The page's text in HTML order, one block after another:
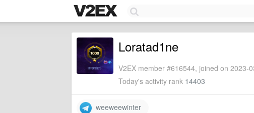
Loratad1ne
V2EX member #616544, joined on 2023-
Today's activity rank 14403
weeweewinter